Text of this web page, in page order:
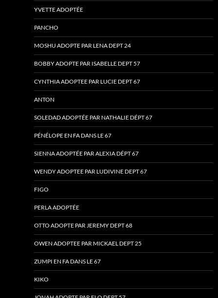
YVETTE ADOPTÉE
PANCHO
MOSHU ADOPTE PAR LENA DEPT 24
BOBBY ADOPTE PAR ISABELLE DEPT 57
CYNTHIA ADOPTEE PAR LUCIE DEPT 67
ANTON
SOLEDAD ADOPTÉE PAR NATHALIE DÉPT 67
PÉNÉLOPE EN FA DANS LE 67
SIENNA ADOPTÉE PAR ALEXIA DÉPT 67
WENDY ADOPTEE PAR LUDIVINE DEPT 67
FIGO
PERLA ADOPTÉE
OTTO ADOPTE PAR JEREMY DEPT 68
OWEN ADOPTEE PAR MICKAEL DEPT 25
ZUMPI EN FA DANS LE 67
KIKO